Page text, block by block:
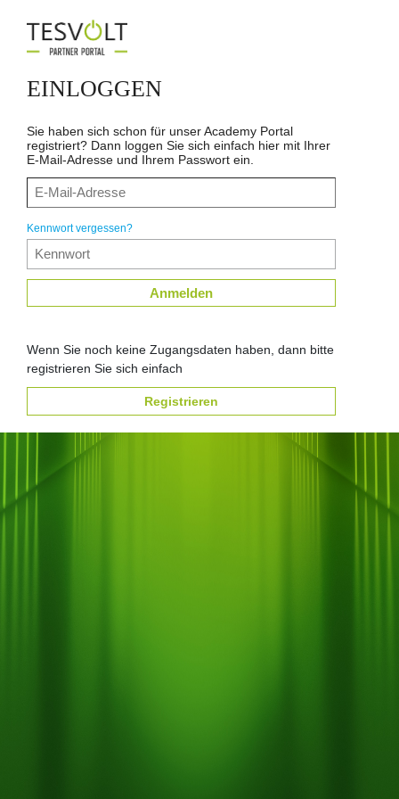
EINLOGGEN
Sie haben sich schon für unser Academy Portal
registriert? Dann loggen Sie sich einfach hier mit Ihrer
E-Mail-Adresse und Ihrem Passwort ein.
Kennwort vergessen?
Anmelden
Wenn Sie noch keine Zugangsdaten haben, dann bitte
registrieren Sie sich einfach
Registrieren